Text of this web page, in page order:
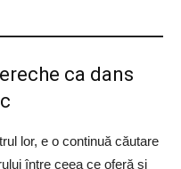
ca dans
lor, e o continuă căutare
între ceea ce oferă și